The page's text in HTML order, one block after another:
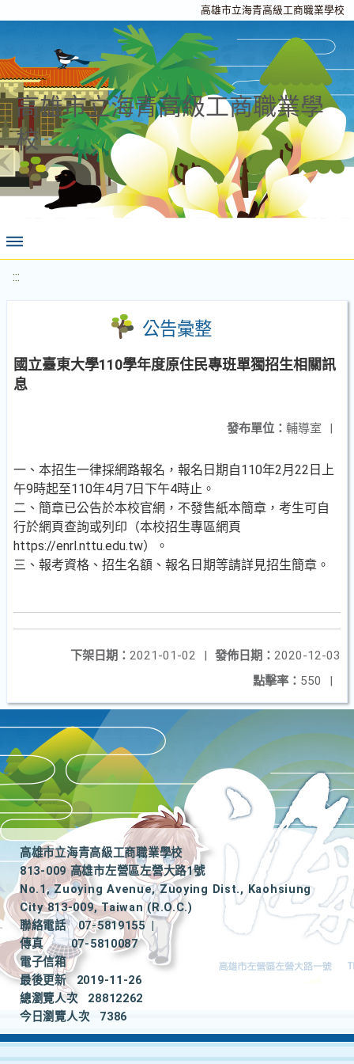
高雄市立海青高級工商職業學校
高雄市立海青高級工商職業學
校
:::
公告彙整
國立臺東大學110學年度原住民專班單獨招生相關訊
息
發布單位： 輔導室 |
一、本招生一律採網路報名，報名日期自110年2月22日上
午9時起至110年4月7日下午4時止。
二、簡章已公告於本校官網，不發售紙本簡章，考生可自
行於網頁查詢或列印（本校招生專區網頁
https://enrl.nttu.edu.tw）。
三、報考資格、招生名額、報名日期等請詳見招生簡章。
發佈日期： 2020-12-03
下架日期： 2021-01-02
|
點擊率： 550 |
高雄市立海青高級工商職業學校
813-009 高雄市左營區左營大路1號
No.1, Zuoying Avenue, Zuoying Dist., Kaohsiung
City 813-009, Taiwan (R.O.C.)
聯絡電話
07-5819155
|
傳真
07-5810087
電子信箱
最後更新
2019-11-26
總瀏覽人次
28812262
今日瀏覽人次
7386